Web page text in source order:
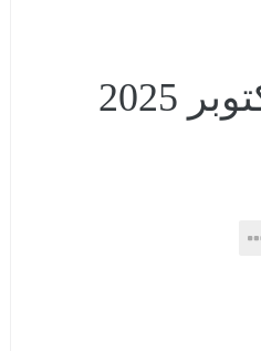
للجمهورالأمس الجمعة، 3 أكتوبر 2025